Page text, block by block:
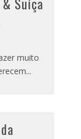
muito
...